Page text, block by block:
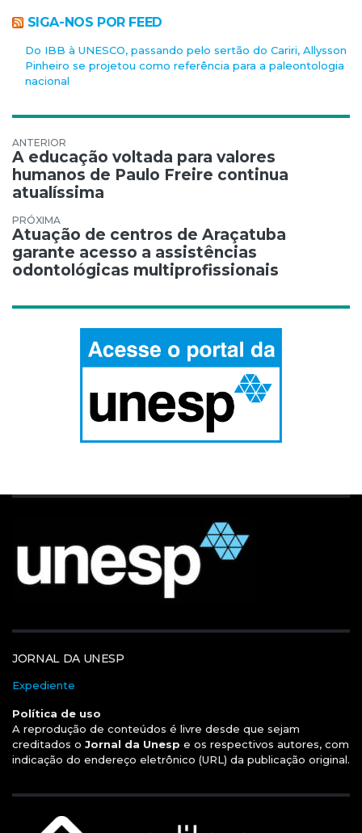
SIGA-NOS POR FEED
Do IBB à UNESCO, passando pelo sertão do Cariri, Allysson
Pinheiro se projetou como referência para a paleontologia
nacional
Navegação de Post
A educação voltada para valores
humanos de Paulo Freire continua
atualíssima
Atuação de centros de Araçatuba
garante acesso a assistências
odontológicas multiprofissionais
JORNAL DA UNESP
Expediente
Política de uso
A reprodução de conteúdos é livre desde que sejam
creditados o Jornal da Unesp e os respectivos autores, com
indicação do endereço eletrônico (URL) da publicação original.